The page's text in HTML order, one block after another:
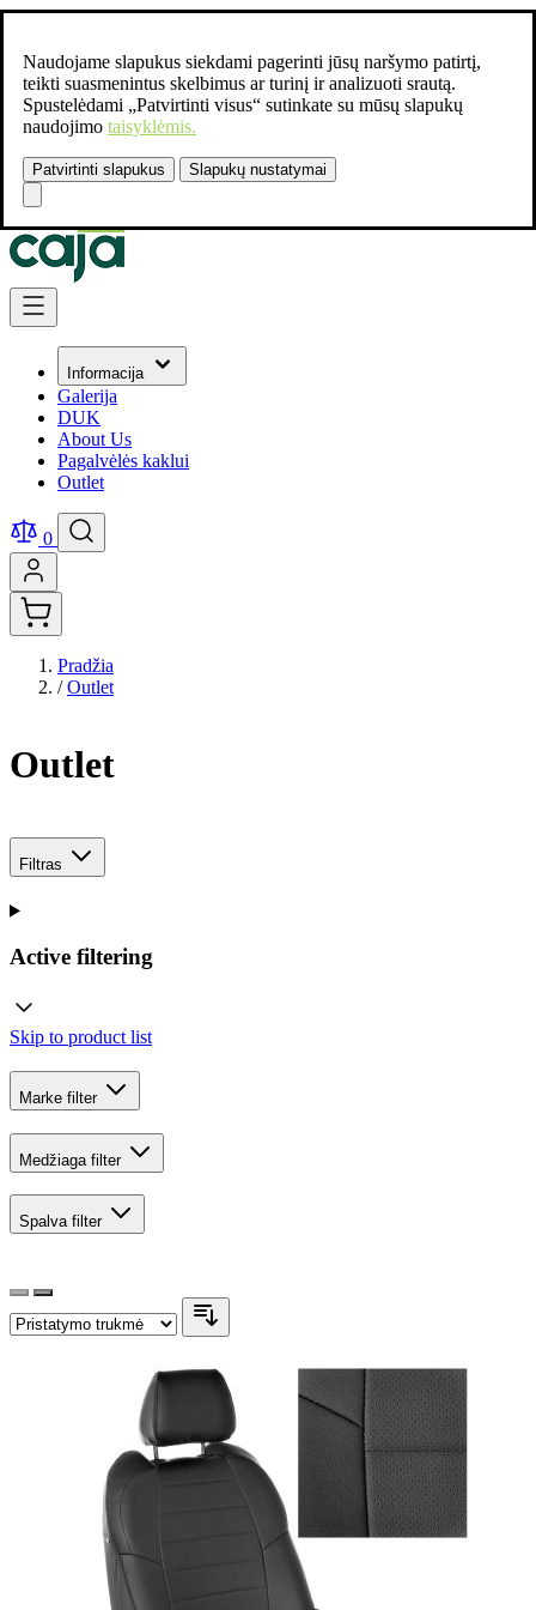
Naudojame slapukus siekdami pagerinti jūsų naršymo patirtį,
teikti suasmenintus skelbimus ar turinį ir analizuoti srautą.
Spustelėdami „Patvirtinti visus“ sutinkate su mūsų slapukų
naudojimo taisyklėmis.
Patvirtinti slapukus Slapukų nustatymai
Susisiekite:
Skip to Content
Informacija
Galerija
DUK
About Us
Pagalvėlės kaklui
Outlet
0
Pradžia
/ Outlet
Outlet
Filtras
Active filtering
Skip to product list
Marke filter
Medžiaga filter
Spalva filter